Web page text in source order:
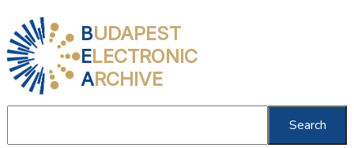
BUDAPEST
ELECTRONIC
ARCHIVE
Search